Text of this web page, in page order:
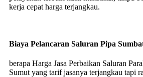
kerja cepat harga terjangkau.
Biaya Pelancaran Saluran Pipa
berapa Harga Jasa Perbaikan Saluran
Sumut yang tarif jasanya terjangkau tapi